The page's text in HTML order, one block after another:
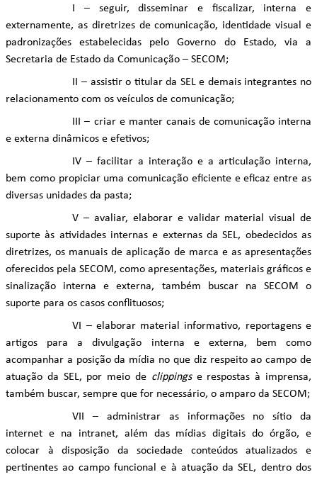
I – seguir, disseminar e fiscalizar, interna e
externamente, as diretrizes de comunicação, identidade visual e
padronizações estabelecidas pelo Governo do Estado, via a
Secretaria de Estado da Comunicação – SECOM;
II – assistir o titular da SEL e demais integrantes no
relacionamento com os veículos de comunicação;
III – criar e manter canais de comunicação interna
e externa dinâmicos e efetivos;
IV – facilitar a interação e a articulação interna,
bem como propiciar uma comunicação eficiente e eficaz entre as
diversas unidades da pasta;
V – avaliar, elaborar e validar material visual de
suporte às atividades internas e externas da SEL, obedecidos as
diretrizes, os manuais de aplicação de marca e as apresentações
oferecidos pela SECOM, como apresentações, materiais gráficos e
sinalização interna e externa, também buscar na SECOM o
suporte para os casos conflituosos;
VI – elaborar material informativo, reportagens e
artigos para a divulgação interna e externa, bem como
acompanhar a posição da mídia no que diz respeito ao campo de
atuação da SEL, por meio de clippingse respostas à imprensa,
também buscar, sempre que for necessário, o amparo da SECOM;
VII – administrar as informações no sítio da
internet e na intranet, além das mídias digitais do órgão, e
colocar à disposição da sociedade conteúdos atualizados e
pertinentes ao campo funcional e à atuação da SEL, dentro dos